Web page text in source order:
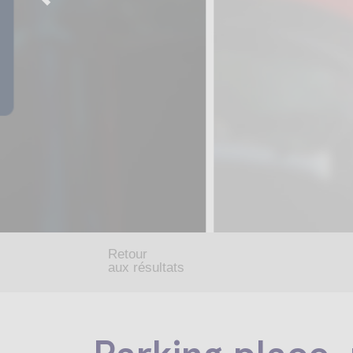
Retour
aux résultats